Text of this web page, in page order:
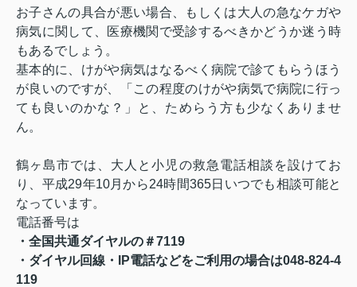
お子さんの具合が悪い場合、もしくは大人の急なケガや
病気に関して、医療機関で受診するべきかどうか迷う時
もあるでしょう。
基本的に、けがや病気はなるべく病院で診てもらうほう
が良いのですが、「この程度のけがや病気で病院に行っ
ても良いのかな？」と、ためらう方も少なくありませ
ん。
鶴ヶ島市では、大人と小児の救急電話相談を設けてお
り、平成29年10月から24時間365日いつでも相談可能と
なっています。
電話番号は
・全国共通ダイヤルの＃7119
・ダイヤル回線・
IP電話などをご利用の場合は048-824-4
119